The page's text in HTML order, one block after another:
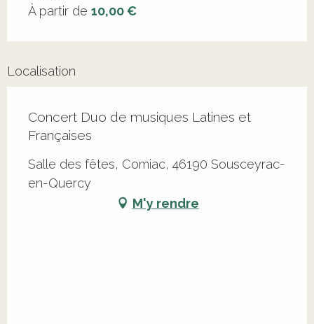
À partir de 10,00 €
Localisation
Concert Duo de musiques Latines et
Françaises
Salle des fêtes, Comiac, 46190 Sousceyrac-
en-Quercy
M'y rendre